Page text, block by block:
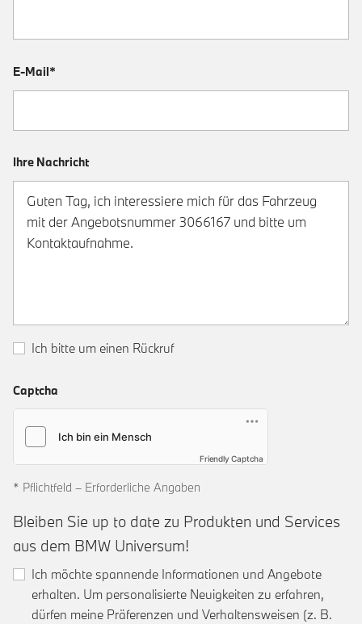
E-Mail*
Ihre Nachricht
Ich bitte um einen Rückruf
Captcha
Friendly Captcha
* Pflichtfeld – Erforderliche Angaben
Bleiben Sie up to date zu Produkten und Services
aus dem BMW Universum!
Ich möchte spannende Informationen und Angebote
erhalten. Um personalisierte Neuigkeiten zu erfahren,
dürfen meine Präferenzen und Verhaltensweisen (z. B.